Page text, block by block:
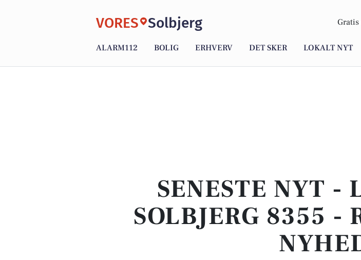
VORES Solbjerg
ALARM112 BOLIG ERHVERV DET SKER LOKALT NYT
SENESTE NYT -
SOLBJERG 8355 -